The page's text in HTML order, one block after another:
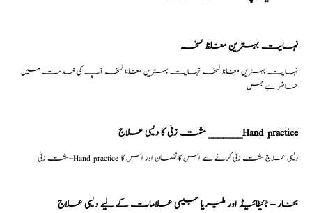
نہایت بہترین مغلظ نسخہ
نہایت بہترین مغلظ نسخہ نہایت بہترین مغلظ نسخہ آپ کی خدمت میں
حاضر ہے جس
مشت زنی کا دیسی علاج _______Hand practice
مشت زنی–Hand practice دیسی علاج مشت زنی کرنے سے اس کا نقصان اور اس کا
بخار – ٹائیفائیڈ اور ملیریا جیسی علامات کے لیے دیسی علاج